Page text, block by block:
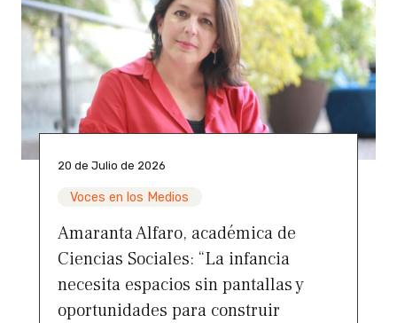
20 de Julio de 2026
Voces en los Medios
Amaranta Alfaro, académica de
Ciencias Sociales: “La infancia
necesita espacios sin pantallas y
oportunidades para construir